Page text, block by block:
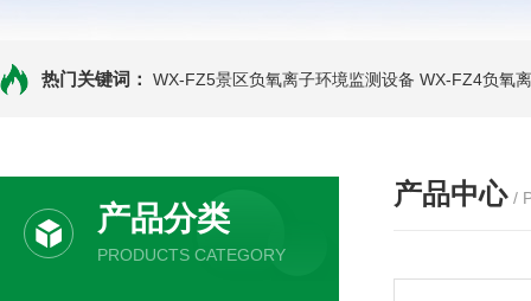
热门关键词： WX-FZ5景区负氧离子环境监测设备 WX-FZ4负氧
产品分类
PRODUCTS CATEGORY
产品中心 /